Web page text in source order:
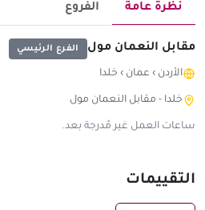
نظرة عامة الفروع
مقابل النعمان مول الفرع الرئيسي
الأردن › عمان › خلدا
خلدا - مقابل النعمان مول
ساعات العمل غير مُدرجة بعد.
التقييمات